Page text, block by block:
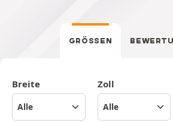
GRÖSSEN
Breite Zoll